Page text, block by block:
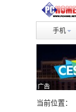
手机
当前位置：